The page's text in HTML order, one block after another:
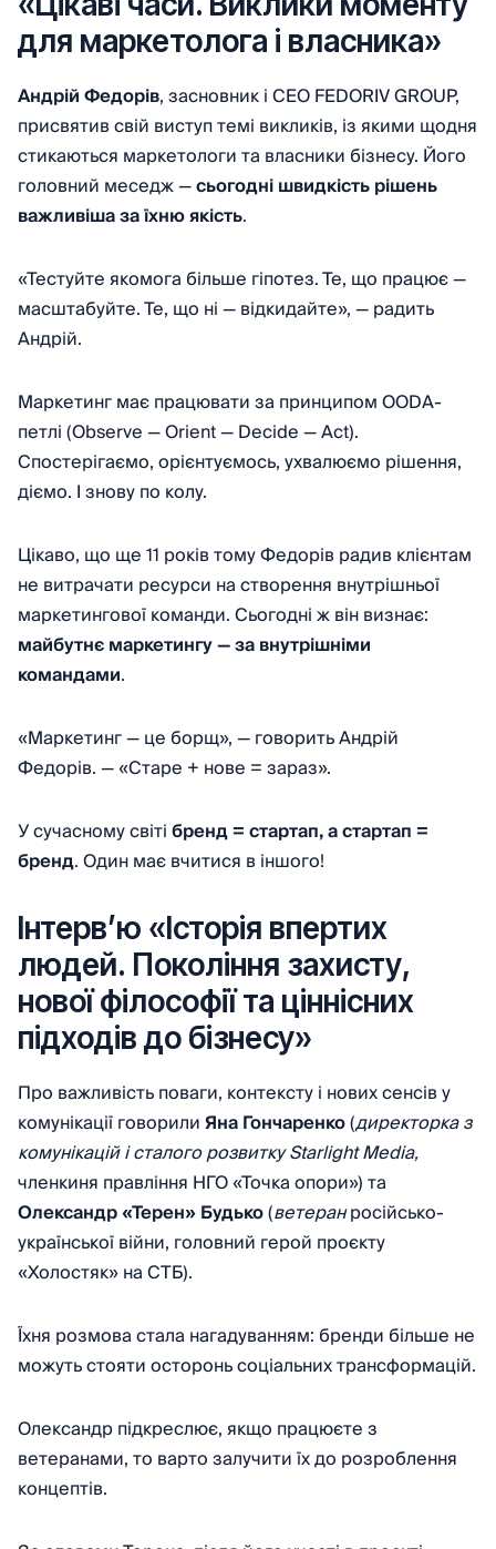
для маркетолога і власника»
Андрій Федорів, засновник і CEO FEDORIV GROUP,
присвятив свій виступ темі викликів, із якими щодня
стикаються маркетологи та власники бізнесу. Його
головний меседж —сьогодні швидкість рішень
важливіша за їхню якість.
«Тестуйте якомога більше гіпотез. Те, що працює —
масштабуйте. Те, що ні — відкидайте», — радить
Андрій.
Маркетинг має працювати за принципом OODA-
петлі (Observe — Orient — Decide — Act).
Спостерігаємо, орієнтуємось, ухвалюємо рішення,
діємо. І знову по колу.
Цікаво, що ще 11 років тому Федорів радив клієнтам
не витрачати ресурси на створення внутрішньої
маркетингової команди. Сьогодні ж він визнає:
майбутнє маркетингу — за внутрішніми
командами.
«Маркетинг — це борщ», — говорить Андрій
Федорів. — «Старе + нове = зараз».
У сучасному світібренд = стартап, а стартап =
бренд. Один має вчитися в іншого!
Інтервʼю «Історія впертих
людей. Покоління захисту,
нової філософії та ціннісних
підходів до бізнесу»
Про важливість поваги, контексту і нових сенсів у
комунікації говорилиЯна Гончаренко(директорка з
комунікацій і сталого розвитку Starlight Media,
членкиня правління НГО «Точка опори») та
Олександр «Терен» Будько(ветеранросійсько-
української війни, головний герой проєкту
«Холостяк» на СТБ).
Їхня розмова стала нагадуванням: бренди більше не
можуть стояти осторонь соціальних трансформацій.
Олександр підкреслює, якщо працюєте з
ветеранами, то варто залучити їх до розроблення
концептів.